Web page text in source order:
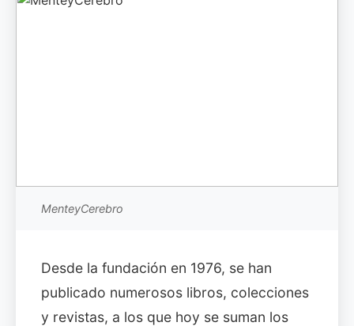
MenteyCerebro
Desde la fundación en 1976, se han
publicado numerosos libros, colecciones
y revistas, a los que hoy se suman los